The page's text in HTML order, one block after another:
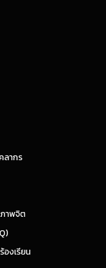
ลากร
าพจิต
งเรียน